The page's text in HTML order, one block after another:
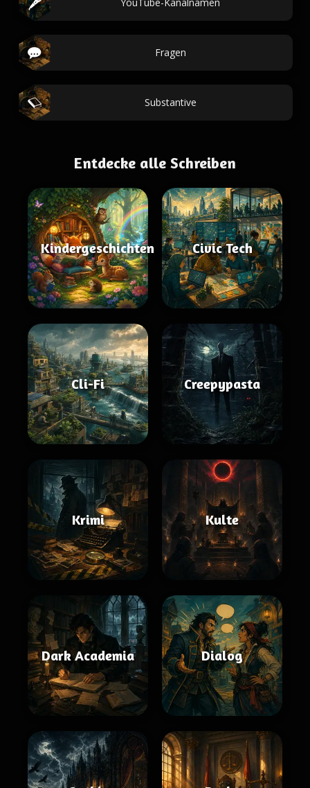
Fragen
Substantive
Entdecke alle Schreiben
Kindergeschichten Civic Tech
Cli-Fi Creepypasta
Krimi Kulte
Dark Academia Dialog